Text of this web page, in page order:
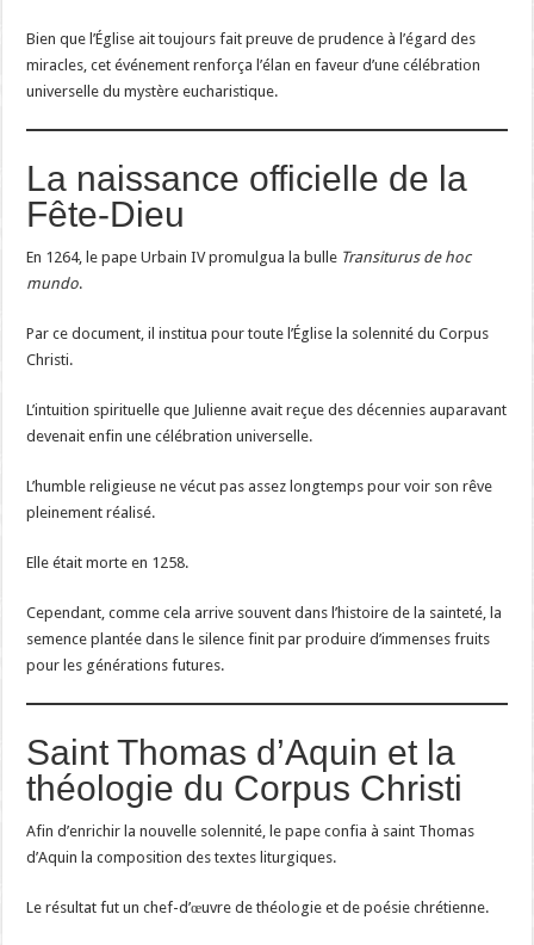
Bien que l’Église ait toujours fait preuve de prudence à l’égard des
miracles, cet événement renforça l’élan en faveur d’une célébration
universelle du mystère eucharistique.
La naissance officielle de la
Fête-Dieu
En 1264, le pape Urbain IV promulgua la bulle Transiturus de hoc
mundo.
Par ce document, il institua pour toute l’Église la solennité du Corpus
Christi.
L’intuition spirituelle que Julienne avait reçue des décennies auparavant
devenait enfin une célébration universelle.
L’humble religieuse ne vécut pas assez longtemps pour voir son rêve
pleinement réalisé.
Elle était morte en 1258.
Cependant, comme cela arrive souvent dans l’histoire de la sainteté, la
semence plantée dans le silence finit par produire d’immenses fruits
pour les générations futures.
Saint Thomas d’Aquin et la
théologie du Corpus Christi
Afin d’enrichir la nouvelle solennité, le pape confia à saint Thomas
d’Aquin la composition des textes liturgiques.
Le résultat fut un chef-d’œuvre de théologie et de poésie chrétienne.